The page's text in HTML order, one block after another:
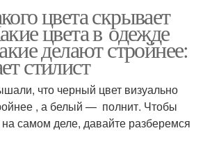
цвета скрывает
цвета в одежде
делают стройнее:
стилист
что черный цвет визуально
, а белый — полнит. Чтобы
на самом деле, давайте разберемся